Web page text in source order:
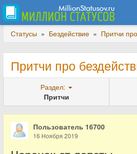
Статусы » Бездействие » Притчи
Притчи про
Раздел:
Притчи
Пользователь 16700
16 Ноября 2019